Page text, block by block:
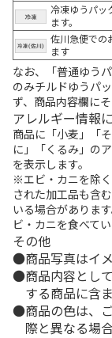
冷凍ゆうパッ
ます。
佐川急便での
ます
なお、「普通ゆう
のみチルドゆうパ
ず、商品内容欄に
アレルギー情報
商品に「小麦」「
に」「くるみ」の
を表示します。
※エビ・カニを除
された加工品も含
いる場合がありま
ビ・カニを食べて
その他
商品写真はイ
商品内容とし
する商品に含
商品の色は、
際と異なる場